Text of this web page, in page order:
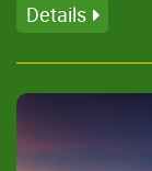
Details